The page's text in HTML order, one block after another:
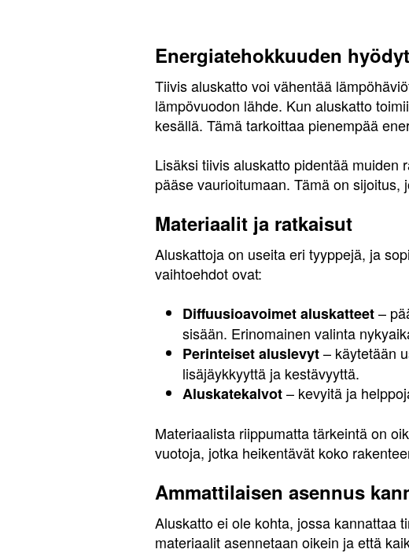
Energiatehokkuuden hyödyt
Tiivis aluskatto voi vähentää
lämpövuodon lähde. Kun aluskatto
kesällä. Tämä tarkoittaa pienempää
Lisäksi tiivis aluskatto pidentää muiden
pääse vaurioitumaan. Tämä on
Materiaalit ja ratkaisut
Aluskattoja on useita eri tyyppejä, ja
vaihtoehdot ovat:
Diffuusioavoimet aluskatteet–
sisään. Erinomainen valinta
Perinteiset aluslevyt– käytetään
lisäjäykkyyttä ja kestävyyttä.
Aluskatekalvot– kevyitä ja
Materiaalista riippumatta tärkeintä on
vuotoja, jotka heikentävät koko
Ammattilaisen asennus
Aluskatto ei ole kohta, jossa kannattaa
materiaalit asennetaan oikein ja että